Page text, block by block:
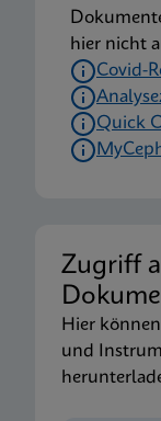
hier nicht
Covid-
Quick
Zugriff
Hier
und